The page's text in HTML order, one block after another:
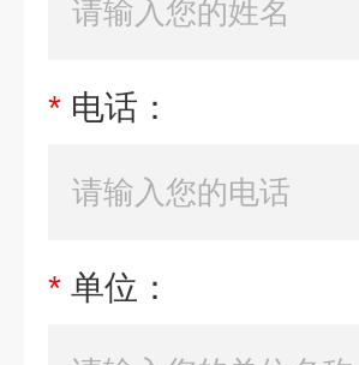
* 电话：
* 单位：